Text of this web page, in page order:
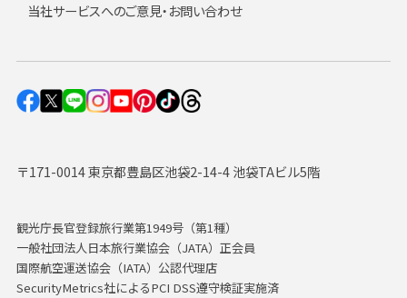
〒171-0014 東京都豊島区池袋2-14-4 池袋TAビル5階
観光庁長官登録旅行業第1949号（第1種）
一般社団法人日本旅行業協会（JATA）正会員
国際航空運送協会（IATA）公認代理店
SecurityMetrics社によるPCI DSS遵守検証実施済
当社サービスへのご意見・お問い合わせ